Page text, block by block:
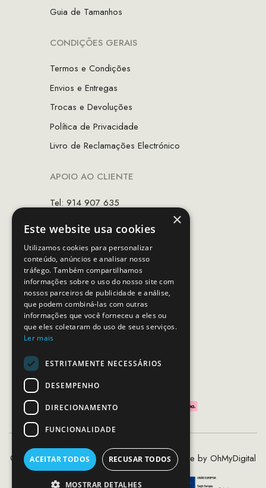
Guia de Tamanhos
CONDIÇÕES GERAIS
Termos e Condições
Envios e Entregas
Trocas e Devoluções
Política de Privacidade
Livro de Reclamações Electrónico
APOIO AO CLIENTE
Tel: 914 907 635
Horário de contacto:
Dias úteis das 10h as 19h
SEGUE-NOS
PAGAMENTOS SEGUROS
©2020 - 2026 MCS - Mob Crew Store | Made by OhMyDigital
×
Este website usa cookies
Utilizamos cookies para personalizar
conteúdo, anúncios e analisar nosso
tráfego. Também compartilhamos
informações sobre o uso do nosso site com
nossos parceiros de publicidade e análise,
que podem combiná-las com outras
informações que você forneceu a eles ou
que eles coletaram do uso de seus serviços.
Ler mais
ESTRITAMENTE NECESSÁRIOS
DESEMPENHO
DIRECIONAMENTO
FUNCIONALIDADE
ACEITAR TODOS RECUSAR TODOS
MOSTRAR DETALHES